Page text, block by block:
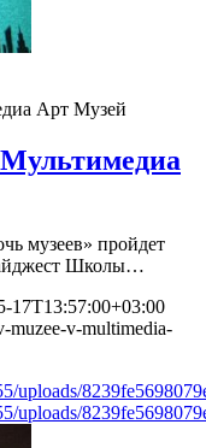
Арт Музей
музеев» пройдет
Школы…
17T13:57:00+03:00
muzee-v-multimedia-
uploads/
uploads/